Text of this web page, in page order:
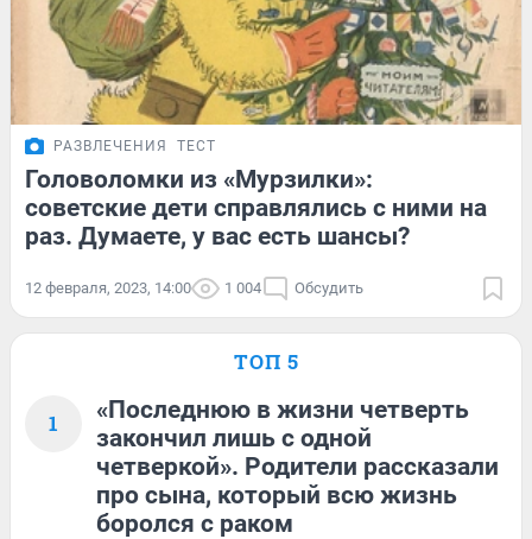
РАЗВЛЕЧЕНИЯ ТЕСТ
Головоломки из «Мурзилки»:
советские дети справлялись с ними на
раз. Думаете, у вас есть шансы?
12 февраля, 2023, 14:00 1 004 Обсудить
ТОП 5
1
«Последнюю в жизни четверть
закончил лишь с одной
четверкой». Родители рассказали
про сына, который всю жизнь
боролся с раком